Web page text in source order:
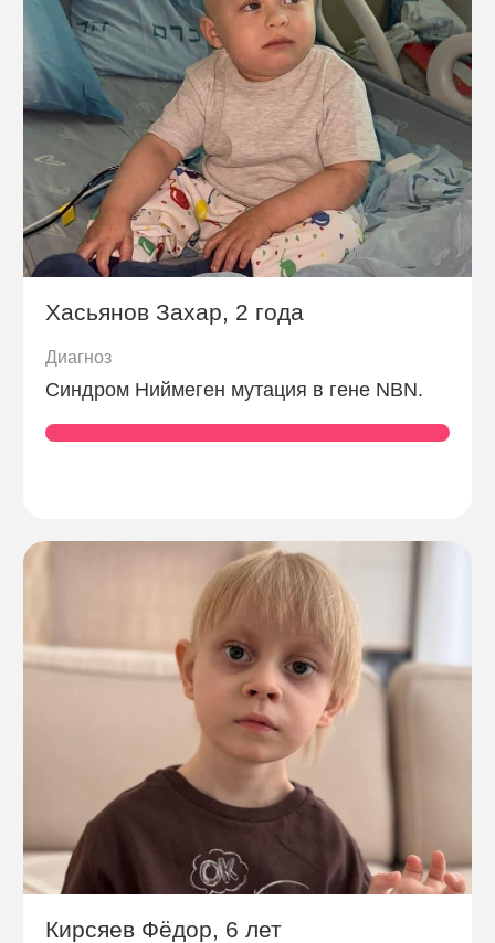
Хасьянов Захар, 2 года
Диагноз
Синдром Ниймеген мутация в гене NBN.
Кирсяев Фёдор, 6 лет